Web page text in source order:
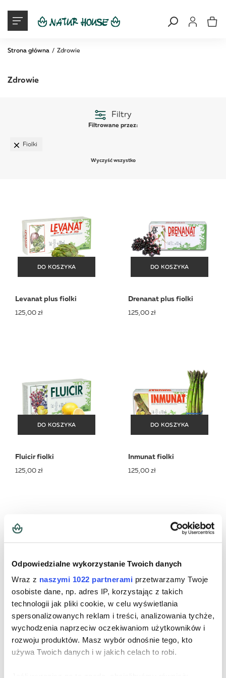
Odpowiedzialne wykorzystanie Twoich danych
Wraz z naszymi 1022 partnerami przetwarzamy Twoje
osobiste dane, np. adres IP, korzystając z takich
technologii jak pliki cookie, w celu wyświetlania
spersonalizowanych reklam i treści, analizowania tychże,
wychodzenia naprzeciw oczekiwaniom użytkowników i
rozwoju produktów. Masz wybór odnośnie tego, kto
używa Twoich danych i w jakich celach to robi.
Moje konto
Strona główna Zdrowie
Zdrowie
DO KOSZYKA
DO KOSZYKA
Levanat plus fiolki
125,00 zł
DO KOSZYKA
DO KOSZYKA
Drenanat plus fiolki
125,00 zł
DO KOSZYKA
DO KOSZYKA
Fluicir fiolki
125,00 zł
DO KOSZYKA
DO KOSZYKA
Inmunat fiolki
125,00 zł
DO KOSZYKA
DO KOSZYKA
Panakibiotic fiolki
98,00 zł
DO KOSZYKA
DO KOSZYKA
Levanat plus fiolki 7szt.
65,00 zł
Filtry
Filtrowane przez:
Fiolki
Wyczyść wszystko